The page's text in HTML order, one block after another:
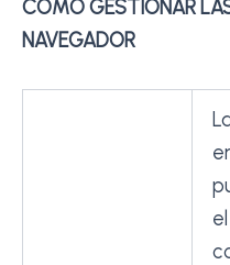
CÓMO GESTIONAR
NAVEGADOR